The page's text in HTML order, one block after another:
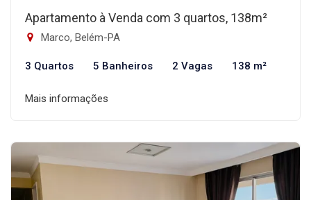
Apartamento à Venda com 3 quartos, 138m²
Marco, Belém-PA
3 Quartos 5 Banheiros 2 Vagas 138 m²
Mais informações